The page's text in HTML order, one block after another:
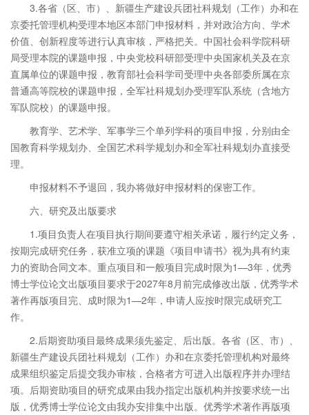
3.各省（区、市）、新疆生产建设兵团社科规划（工作）办和在
京委托管理机构受理本地区本部门申报材料，并对政治方向、学术
价值、创新程度等进行认真审核，严格把关。中国社会科学院科研
局受理本院的课题申报，中央党校科研部受理中央国家机关及在京
直属单位的课题申报，教育部社会科学司受理中央各部委所属在京
普通高等院校的课题申报，全军社科规划办受理军队系统（含地方
军队院校）的课题申报。
教育学、艺术学、军事学三个单列学科的项目申报，分别由全
国教育科学规划办、全国艺术科学规划办和全军社科规划办直接受
理。
申报材料不予退回，我办将做好申报材料的保密工作。
六、研究及出版要求
1.项目负责人在项目执行期间要遵守相关承诺，履行约定义务，
按期完成研究任务，获准立项的课题《项目申请书》视为具有约束
力的资助合同文本。重点项目和一般项目完成时限为1—3年，优秀
博士学位论文出版项目要求于2027年8月前完成修改出版，优秀学术
著作再版项目完、成时限为1—2年，申请人应按时限完成研究工
作。
2.后期资助项目最终成果须先鉴定、后出版。各省（区、市）、
新疆生产建设兵团社科规划（工作）办和在京委托管理机构对最终
成果组织鉴定后提交我办审核，合格者方可进入出版程序并办理结
项。后期资助项目的研究成果由我办指定出版机构并按要求统一出
版，优秀博士学位论文由我办安排集中出版。优秀学术著作再版项